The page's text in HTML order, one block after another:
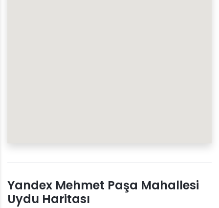
Yandex Mehmet Paşa Mahallesi
Uydu Haritası